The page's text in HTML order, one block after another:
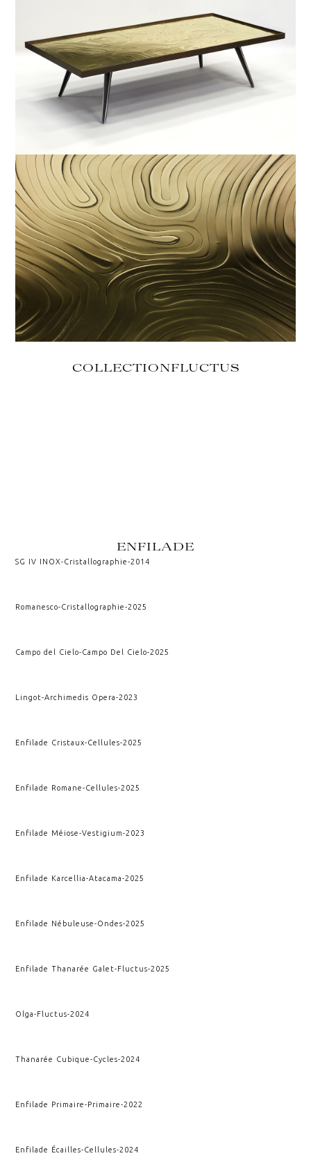
COLLECTIONFLUCTUS
ENFILADE
SG IV INOX-Cristallographie-2014
Romanesco-Cristallographie-2025
Campo del Cielo-Campo Del Cielo-2025
Lingot-Archimedis Opera-2023
Enfilade Cristaux-Cellules-2025
Enfilade Romane-Cellules-2025
Enfilade Méiose-Vestigium-2023
Enfilade Karcellia-Atacama-2025
Enfilade Nébuleuse-Ondes-2025
Enfilade Thanarée Galet-Fluctus-2025
Olga-Fluctus-2024
Thanarée Cubique-Cycles-2024
Enfilade Primaire-Primaire-2022
Enfilade Écailles-Cellules-2024